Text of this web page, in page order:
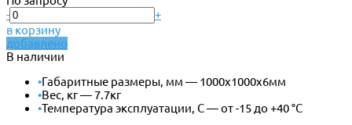
-
+
в корзину
добавлено
В наличии
•Габаритные размеры, мм — 1000х1000х6мм
•Вес, кг — 7.7кг
•Температура эксплуатации, С — от -15 до +40 °С